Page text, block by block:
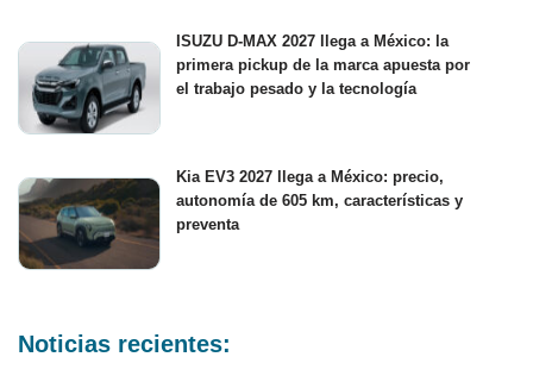
ISUZU D-MAX 2027 llega a México: la
primera pickup de la marca apuesta por
el trabajo pesado y la tecnología
Kia EV3 2027 llega a México: precio,
autonomía de 605 km, características y
preventa
Noticias recientes: